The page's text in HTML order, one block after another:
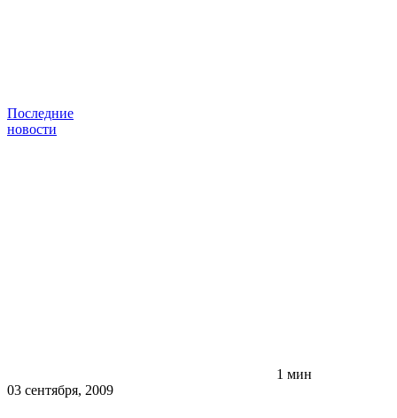
Последние
новости
1 мин
03 сентября, 2009